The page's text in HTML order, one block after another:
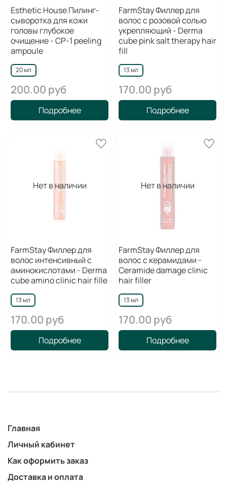
Esthetic House Пилинг-
сыворотка для кожи
головы глубокое
очищение - CP-1 peeling
ampoule
20 мл
200.00 руб
Подробнее
FarmStay Филлер для
волос с розовой солью
укрепляющий - Derma
сube pink salt therapy hair
fill
13 мл
170.00 руб
Подробнее
Нет в наличии
FarmStay Филлер для
волос интенсивный с
аминокислотами - Derma
сube amino clinic hair fille
13 мл
170.00 руб
Подробнее
Нет в наличии
FarmStay Филлер для
волос с керамидами -
Ceramide damage clinic
hair filler
13 мл
170.00 руб
Подробнее
Главная
Личный кабинет
Как оформить заказ
Доставка и оплата